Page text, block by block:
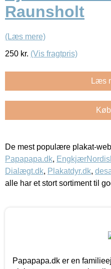
Raunsholt
(Læs mere)
250 kr. (Vis fragtpris)
Læs
De mest populære plakat-
Papapapa.dk,
Dialægt.dk, Plakatdyr.dk,
alle har et stort sortiment til
Papapapa.dk er en